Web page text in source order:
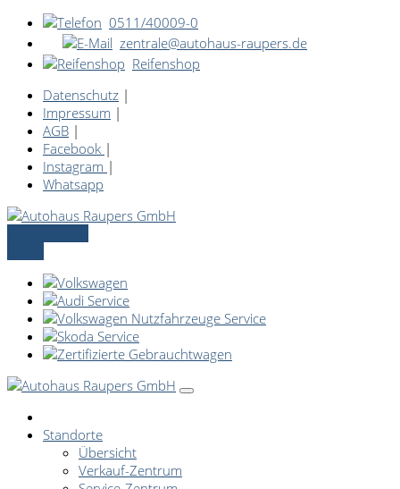
0511/40009-0
zentrale@autohaus-raupers.de
Reifenshop
Datenschutz |
Impressum |
AGB |
Facebook |
Instagram |
Whatsapp
Standorte
Übersicht
Verkauf-Zentrum